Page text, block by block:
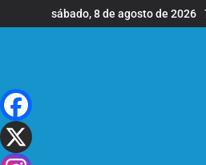
al
sábado, 8 de agosto de 2026